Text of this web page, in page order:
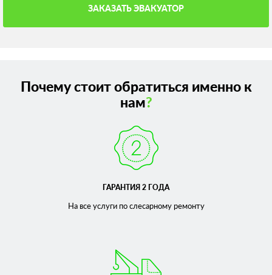
ЗАКАЗАТЬ ЭВАКУАТОР
Почему стоит обратиться именно к
нам?
ГАРАНТИЯ 2 ГОДА
На все услуги по слесарномуремонту